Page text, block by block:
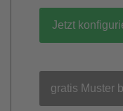
Jetzt
gratis Muster